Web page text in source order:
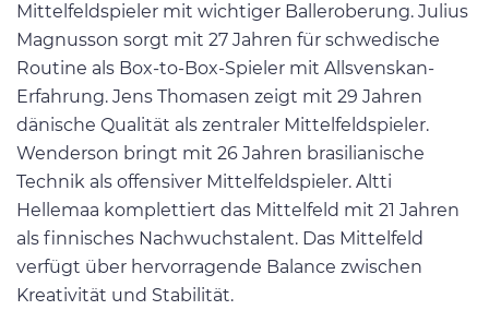
Mittelfeldspieler mit wichtiger Balleroberung. Julius
Magnusson sorgt mit 27 Jahren für schwedische
Routine als Box-to-Box-Spieler mit Allsvenskan-
Erfahrung. Jens Thomasen zeigt mit 29 Jahren
dänische Qualität als zentraler Mittelfeldspieler.
Wenderson bringt mit 26 Jahren brasilianische
Technik als offensiver Mittelfeldspieler. Altti
Hellemaa komplettiert das Mittelfeld mit 21 Jahren
als finnisches Nachwuchstalent. Das Mittelfeld
verfügt über hervorragende Balance zwischen
Kreativität und Stabilität.